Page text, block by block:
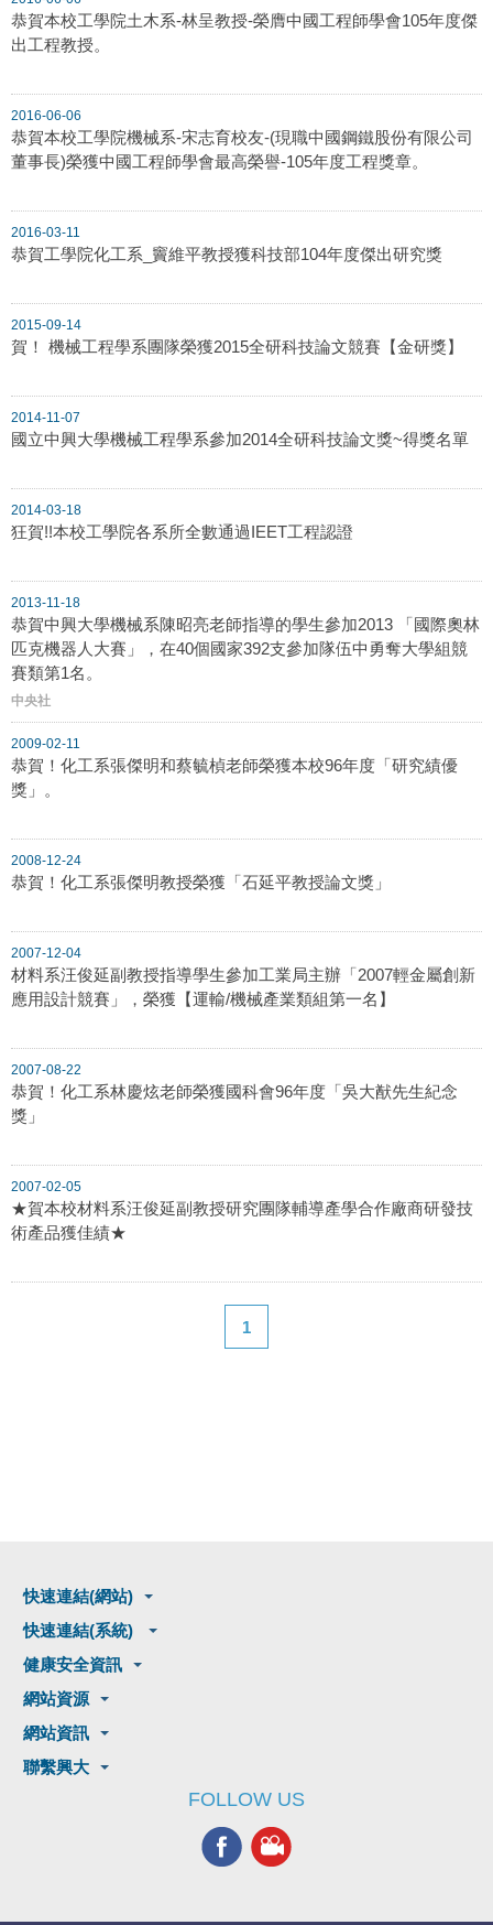
恭賀本校工學院土木系-林呈教授-榮膺中國工程師學會105年度傑
出工程教授。
2016-06-06
恭賀本校工學院機械系-宋志育校友-(現職中國鋼鐵股份有限公司
董事長)榮獲中國工程師學會最高榮譽-105年度工程獎章。
2016-03-11
恭賀工學院化工系_竇維平教授獲科技部104年度傑出研究獎
2015-09-14
賀！ 機械工程學系團隊榮獲2015全研科技論文競賽【金研獎】
2014-11-07
國立中興大學機械工程學系參加2014全研科技論文獎~得獎名單
2014-03-18
狂賀!!本校工學院各系所全數通過IEET工程認證
2013-11-18
恭賀中興大學機械系陳昭亮老師指導的學生參加2013 「國際奧林
匹克機器人大賽」，在40個國家392支參加隊伍中勇奪大學組競
賽類第1名。
中央社
2009-02-11
恭賀！化工系張傑明和蔡毓楨老師榮獲本校96年度「研究績優
獎」。
2008-12-24
恭賀！化工系張傑明教授榮獲「石延平教授論文獎」
2007-12-04
材料系汪俊延副教授指導學生參加工業局主辦「2007輕金屬創新
應用設計競賽」，榮獲【運輸/機械產業類組第一名】
2007-08-22
恭賀！化工系林慶炫老師榮獲國科會96年度「吳大猷先生紀念
獎」
2007-02-05
★賀本校材料系汪俊延副教授研究團隊輔導產學合作廠商研發技
術產品獲佳績★
1
快速連結(網站)
快速連結(系統)
健康安全資訊
網站資源
網站資訊
聯繫興大
FOLLOW US